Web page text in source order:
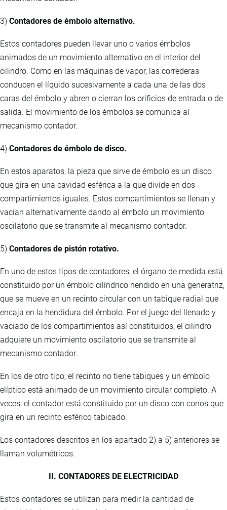
3) Contadores de émbolo alternativo.
Estos contadores pueden llevar uno o varios émbolos
animados de un movimiento alternativo en el interior del
cilindro. Como en las máquinas de vapor, las correderas
conducen el líquido sucesivamente a cada una de las dos
caras del émbolo y abren o cierran los orificios de entrada o de
salida. El movimiento de los émbolos se comunica al
mecanismo contador.
4) Contadores de émbolo de disco.
En estos aparatos, la pieza que sirve de émbolo es un disco
que gira en una cavidad esférica a la que divide en dos
compartimientos iguales. Estos compartimientos se llenan y
vacían alternativamente dando al émbolo un movimiento
oscilatorio que se transmite al mecanismo contador.
5) Contadores de pistón rotativo.
En uno de estos tipos de contadores, el órgano de medida está
constituido por un émbolo cilíndrico hendido en una generatriz,
que se mueve en un recinto circular con un tabique radial que
encaja en la hendidura del émbolo. Por el juego del llenado y
vaciado de los compartimientos así constituidos, el cilindro
adquiere un movimiento oscilatorio que se transmite al
mecanismo contador.
En los de otro tipo, el recinto no tiene tabiques y un émbolo
elíptico está animado de un movimiento circular completo. A
veces, el contador está constituido por un disco con conos que
gira en un recinto esférico tabicado.
Los contadores descritos en los apartado 2) a 5) anteriores se
llaman volumétricos.
II. CONTADORES DE ELECTRICIDAD
Estos contadores se utilizan para medir la cantidad de